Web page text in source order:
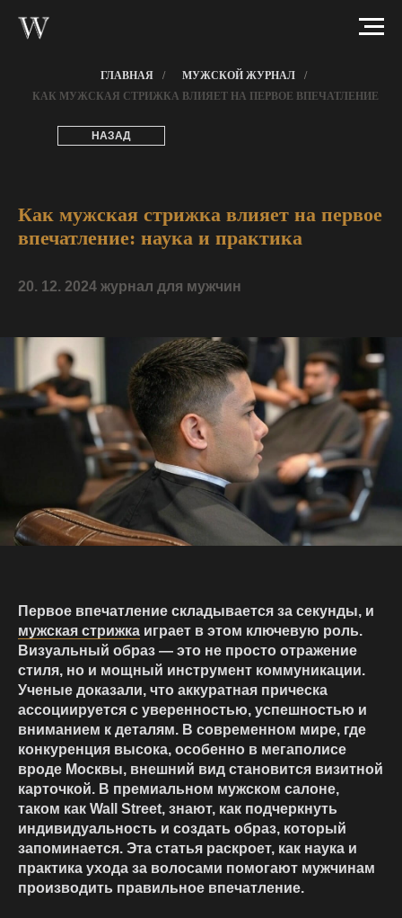
ГЛАВНАЯ / МУЖСКОЙ ЖУРНАЛ
/
КАК МУЖСКАЯ СТРИЖКА ВЛИЯЕТ НА ПЕРВОЕ ВПЕЧАТЛЕНИЕ
НАЗАД
Как мужская стрижка влияет на первое
впечатление: наука и практика
20. 12. 2024 журнал для мужчин
Первое впечатление складывается за секунды, и
мужская стрижка играет в этом ключевую роль.
Визуальный образ — это не просто отражение
стиля, но и мощный инструмент коммуникации.
Ученые доказали, что аккуратная прическа
ассоциируется с уверенностью, успешностью и
вниманием к деталям. В современном мире, где
конкуренция высока, особенно в мегаполисе
вроде Москвы, внешний вид становится визитной
карточкой. В премиальном мужском салоне,
таком как Wall Street, знают, как подчеркнуть
индивидуальность и создать образ, который
запоминается. Эта статья раскроет, как наука и
практика ухода за волосами помогают мужчинам
производить правильное впечатление.